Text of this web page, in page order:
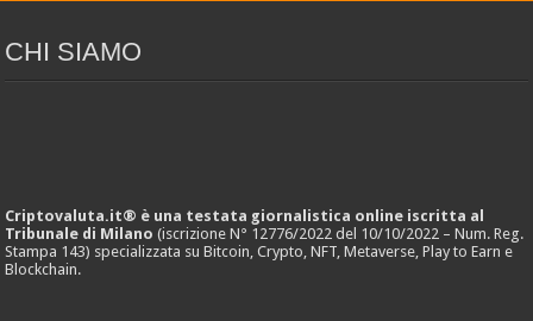
CHI SIAMO
Criptovaluta.it® è una testata giornalistica online iscritta al
Tribunale di Milano (iscrizione N° 12776/2022 del 10/10/2022 – Num. Reg.
Stampa 143) specializzata su Bitcoin, Crypto, NFT, Metaverse, Play to Earn e
Blockchain.